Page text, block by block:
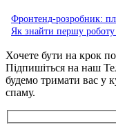
Фронтенд-розробник:
Як знайти першу роботу
Хочете бути на крок
Підпишіться на наш
будемо тримати вас у
спаму.